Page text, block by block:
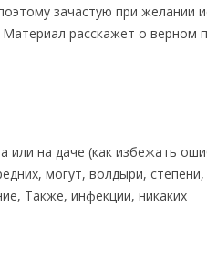
зачастую при желании
расскажет о верном